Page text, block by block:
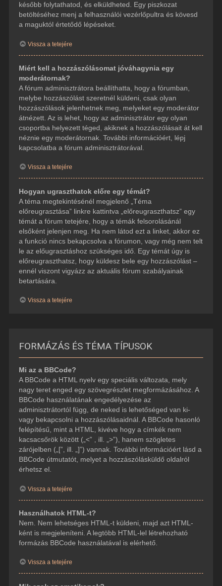
később folytathatod, és elküldheted. Egy piszkozat
betöltéséhez menj a felhasználói vezérlőpultra és kövesd
a maguktól értetődő lépéseket.
Vissza a tetejére
Miért kell a hozzászólásomat jóváhagynia egy
moderátornak?
A fórum adminisztrátora beállíthatta, hogy a fórumban,
melybe hozzászólást szeretnél küldeni, csak olyan
hozzászólások jelenhetnek meg, melyeket egy moderátor
átnézett. Az is lehet, hogy az adminisztrátor egy olyan
csoportba helyezett téged, akiknek a hozzászólásait át kell
néznie egy moderátornak. További információért, lépj
kapcsolatba a fórum adminisztrátorával.
Vissza a tetejére
Hogyan ugraszthatok előre egy témát?
A téma megtekintésénél megjelenő „Téma
előreugrasztása” linkre kattintva „előreugraszthatsz” egy
témát a fórum tetejére, hogy a témák felsorolásánál
elsőként jelenjen meg. Ha nem látod ezt a linket, akkor ez
a funkció nincs bekapcsolva a fórumon, vagy még nem telt
le az előugrasztáshoz szükséges idő. Egy témát úgy is
előreugraszthatsz, hogy küldesz bele egy hozzászólást –
ennél viszont vigyázz az aktuális fórum szabályainak
betartására.
Vissza a tetejére
FORMÁZÁS ÉS TÉMA TÍPUSOK
Mi az a BBCode?
A BBCode a HTML nyelv egy speciális változata, mely
nagy teret enged egy szövegrészlet megformázásához. A
BBCode használatának engedélyezése az
adminisztrátortól függ, de neked is lehetőséged van ki-
vagy bekapcsolni a hozzászólásaidnál. A BBCode hasonló
felépítésű, mint a HTML, kivéve hogy a címkék nem
kacsacsőrök között („<” , ill. „>”), hanem szögletes
zárójelben („[”, ill. „]”) vannak. További információért lásd a
BBCode útmutatót, melyet a hozzászólásküldő oldalról
érhetsz el.
Vissza a tetejére
Használhatok HTML-t?
Nem. Nem lehetséges HTML-t küldeni, majd azt HTML-
ként is megjeleníteni. A legtöbb HTML-lel létrehozható
formázás BBCode használatával is elérhető.
Vissza a tetejére